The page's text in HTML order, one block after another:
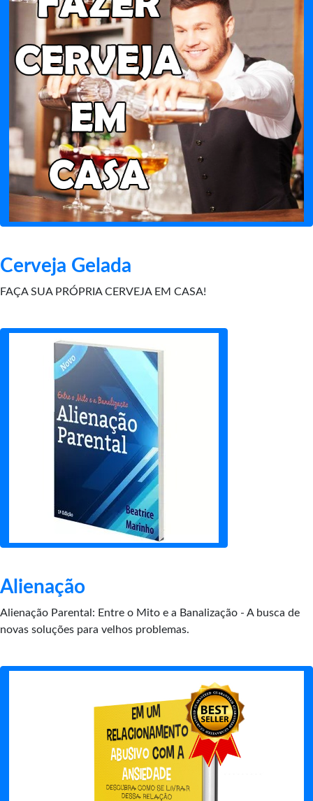
Cerveja Gelada
FAÇA SUA PRÓPRIA CERVEJA EM CASA!
Alienação
Alienação Parental: Entre o Mito e a Banalização - A busca de
novas soluções para velhos problemas.